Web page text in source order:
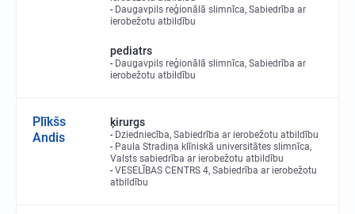
Daugavpils reģionālā slimnīca, Sabiedrība ar
ierobežotu atbildību
pediatrs
Daugavpils reģionālā slimnīca, Sabiedrība ar
ierobežotu atbildību
Plīkšs
Andis
ķirurgs
Dziedniecība, Sabiedrība ar ierobežotu atbildību
Paula Stradiņa klīniskā universitātes slimnīca,
Valsts sabiedrība ar ierobežotu atbildību
VESELĪBAS CENTRS 4, Sabiedrība ar ierobežotu
atbildību